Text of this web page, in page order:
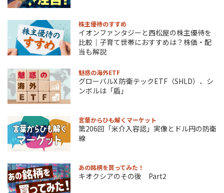
株主優待のすすめ
イオンファンタジーと西松屋の株主優待を
比較｜子育て世帯におすすめは？株価・配
当も解説
魅惑の海外ETF
グローバルX 防衛テックETF（SHLD）、シ
ンボルは「盾」
言葉からひも解くマーケット
第206回「米介入容認」実像とドル円の防衛
線
あの銘柄を買ってみた！
キオクシアのその後 Part2